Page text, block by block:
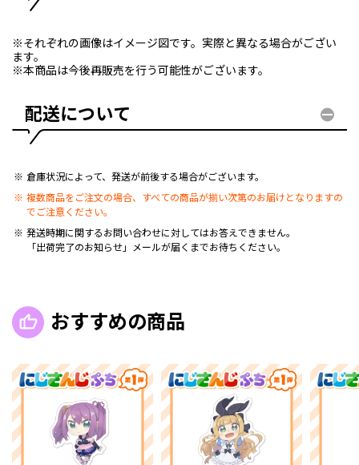
※それぞれの画像はイメージ図です。実際と異なる場合がござい
ます。
※本商品は今後再販売を行う可能性がございます。
配送について
倉庫状況によって、発送が前後する場合がございます。
複数商品をご注文の場合、すべての商品が揃い次第のお届けとなりますの
でご注意ください。
発送時期に関するお問い合わせに対してはお答えできません。
「出荷完了のお知らせ」メールが届くまでお待ちください。
おすすめの商品